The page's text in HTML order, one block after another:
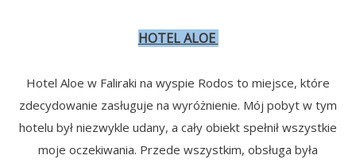
HOTEL ALOE
Hotel Aloe w Faliraki na wyspie Rodos to miejsce, które
zdecydowanie zasługuje na wyróżnienie. Mój pobyt w tym
hotelu był niezwykle udany, a cały obiekt spełnił wszystkie
moje oczekiwania. Przede wszystkim, obsługa była